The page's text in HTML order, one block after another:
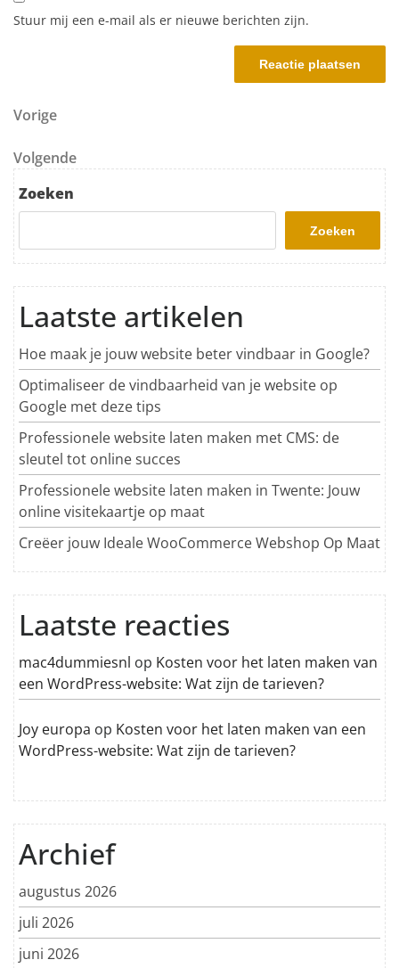
Stuur mij een e-mail als er nieuwe berichten zijn.
Berichtnavigatie
Vorig bericht
Vorige
Volgend bericht
Volgende
Zoeken
Zoeken
Laatste artikelen
Hoe maak je jouw website beter vindbaar in Google?
Optimaliseer de vindbaarheid van je website op
Google met deze tips
Professionele website laten maken met CMS: de
sleutel tot online succes
Professionele website laten maken in Twente: Jouw
online visitekaartje op maat
Creëer jouw Ideale WooCommerce Webshop Op Maat
Laatste reacties
mac4dummiesnl op Kosten voor het laten maken van
een WordPress-website: Wat zijn de tarieven?
Joy europa op Kosten voor het laten maken van een
WordPress-website: Wat zijn de tarieven?
Archief
augustus 2026
juli 2026
juni 2026